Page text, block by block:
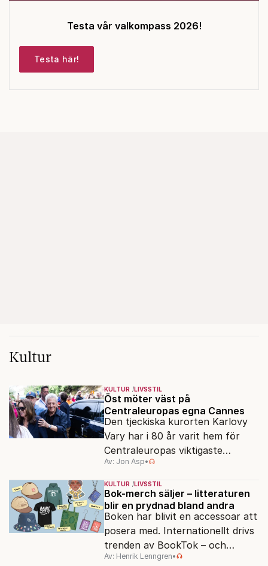
Testa vår valkompass 2026!
Testa här!
Kultur
KULTUR LIVSSTIL
Öst möter väst på
Centraleuropas egna Cannes
Den tjeckiska kurorten Karlovy
Vary har i 80 år varit hem för
Centraleuropas viktigaste
filmfestival – en plats där
Hollywoodglans möter
egensinnighet.
Av: Jon Asp•
KULTUR LIVSSTIL
Bok-merch säljer – litteraturen
blir en prydnad bland andra
Boken har blivit en accessoar att
posera med. Internationellt drivs
trenden av BookTok – och
förlagen följer efter.
Av: Henrik Lenngren•